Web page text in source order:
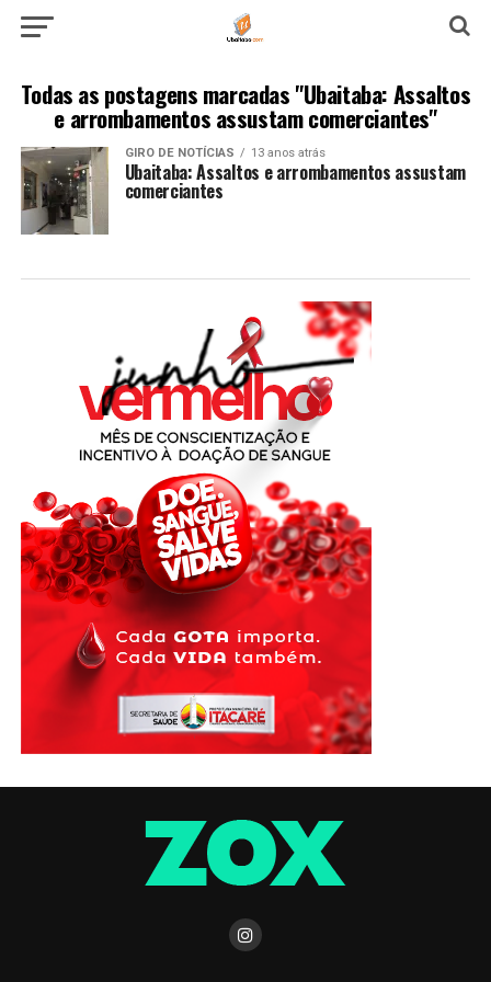
Todas as postagens marcadas "Ubaitaba: Assaltos
e arrombamentos assustam comerciantes"
GIRO DE NOTÍCIAS 13 anos atrás
Ubaitaba: Assaltos e arrombamentos assustam
comerciantes